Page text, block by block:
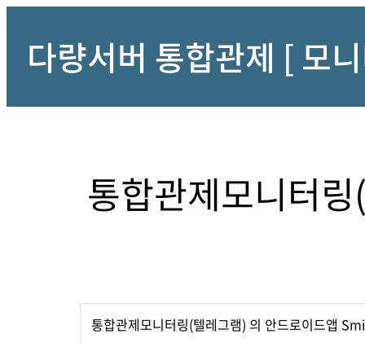
다량서버 통합관제 [ 모
통합관제모니터
통합관제모니터링(텔레그램) 의 안드로이드앱